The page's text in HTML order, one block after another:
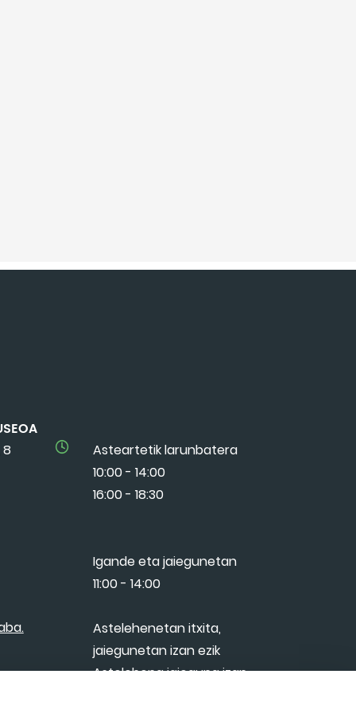
Asteartetik larunbatera
10:00 - 14:00
16:00 - 18:30
Igande eta jaiegunetan
11:00 - 14:00
Astelehenetan itxita,
jaiegunetan izan ezik
Astelehena jaieguna izan